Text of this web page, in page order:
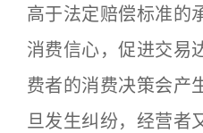
高于法定赔偿标准的
消费信心，促进交易
费者的消费决策会产
旦发生纠纷，经营者